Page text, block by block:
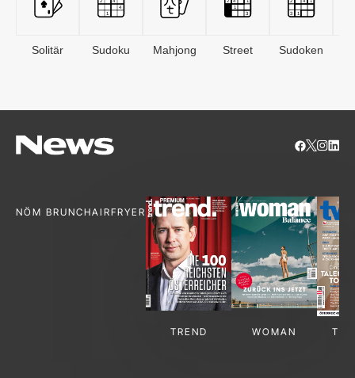
Solitär Sudoku Mahjong Street Sudoken
NÖM BRUNCHAIRFRYER
TREND WOMAN TV-